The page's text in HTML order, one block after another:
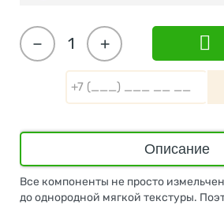
+
−
Описание
Все компоненты не просто
до однородной мягкой текстуры.